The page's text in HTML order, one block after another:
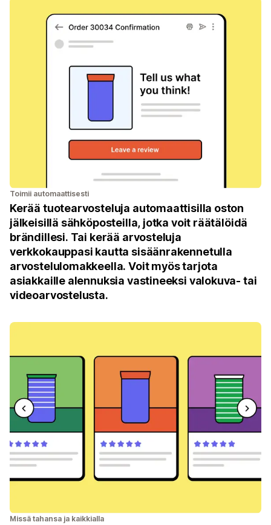
Toimii automaattisesti
Kerää tuotearvosteluja automaattisilla oston
jälkeisillä sähköposteilla, jotka voit räätälöidä
brändillesi. Tai kerää arvosteluja
verkkokauppasi kautta sisäänrakennetulla
arvostelulomakkeella. Voit myös tarjota
asiakkaille alennuksia vastineeksi valokuva- tai
videoarvostelusta.
Missä tahansa ja kaikkialla